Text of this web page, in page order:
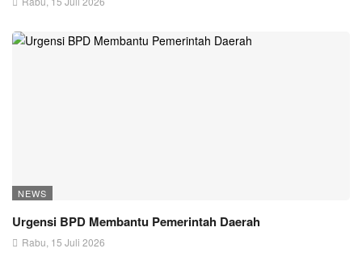
NEWS
Urgensi BPD Membantu Pemerintah Daerah
Rabu, 15 Juli 2026